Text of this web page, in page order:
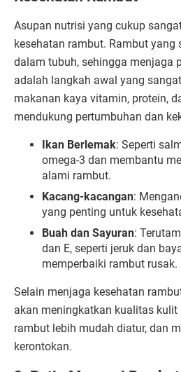
Asupan nutrisi yang cukup
kesehatan rambut. Rambut yang
dalam tubuh, sehingga menjaga
adalah langkah awal yang
makanan kaya vitamin, protein,
mendukung pertumbuhan dan
Ikan Berlemak: Seperti
omega-3 dan membantu
alami rambut.
Kacang-kacangan:
yang penting untuk
Buah dan Sayuran:
dan E, seperti jeruk dan
memperbaiki rambut rusak.
Selain menjaga kesehatan
akan meningkatkan kualitas kulit
rambut lebih mudah diatur, dan
kerontokan.